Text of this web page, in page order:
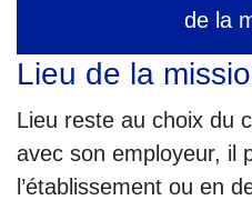
de la
Lieu de la
Lieu reste au choix du
avec son employeur, il
l’établissement ou en